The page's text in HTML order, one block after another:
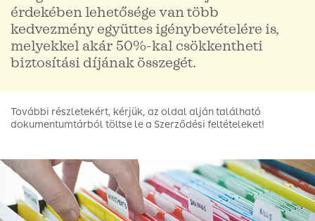
érdekében lehetősége van több
kedvezmény együttes igénybevételére is,
melyekkel akár 50%-kal csökkentheti
biztosítási díjának összegét.
További részletekért, kérjük, az oldal alján található
dokumentumtárból töltse le a Szerződési feltételeket!